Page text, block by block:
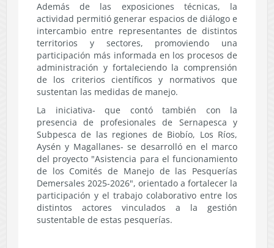
Además de las exposiciones técnicas, la
actividad permitió generar espacios de diálogo e
intercambio entre representantes de distintos
territorios y sectores, promoviendo una
participación más informada en los procesos de
administración y fortaleciendo la comprensión
de los criterios científicos y normativos que
sustentan las medidas de manejo.
La iniciativa- que contó también con la
presencia de profesionales de Sernapesca y
Subpesca de las regiones de Biobío, Los Ríos,
Aysén y Magallanes- se desarrolló en el marco
del proyecto "Asistencia para el funcionamiento
de los Comités de Manejo de las Pesquerías
Demersales 2025-2026", orientado a fortalecer la
participación y el trabajo colaborativo entre los
distintos actores vinculados a la gestión
sustentable de estas pesquerías.